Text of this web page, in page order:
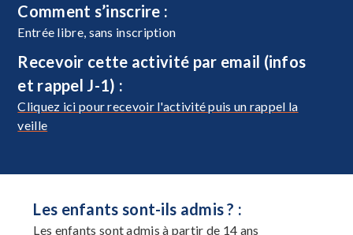
Comment s’inscrire :
Entrée libre, sans inscription
Recevoir cette activité par email (infos
et rappel J-1) :
Cliquez ici pour recevoir l'activité puis un rappel la
veille
Les enfants sont-ils admis ? :
Les enfants sont admis à partir de 14 ans